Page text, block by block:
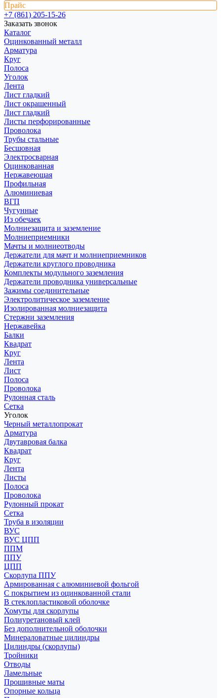
Прайс
+7 (861) 205-15-26
Заказать звонок
Каталог
Оцинкованный металл
Арматура
Круг
Полоса
Уголок
Лента
Лист гладкий
Лист окрашенный
Лист гладкий
Листы перфорированные
Проволока
Трубы стальные
Бесшовная
Электросварная
Оцинкованная
Нержавеющая
Профильная
Алюминиевая
ВГП
Чугунные
Из обечаек
Молниезащита и заземление
Молниеприемники
Мачты и молниеотводы
Держатели для мачт и молниеприемников
Держатели круглого проводника
Комплекты модульного заземления
Держатели проводника универсальные
Зажимы соединительные
Электролитическое заземление
Изолированная молниезащита
Стержни заземления
Нержавейка
Балки
Квадрат
Круг
Лента
Лист
Полоса
Проволока
Рулонная сталь
Сетка
Уголок
Черный металлопрокат
Арматура
Двутавровая балка
Квадрат
Круг
Лента
Листы
Полоса
Проволока
Рулонный прокат
Сетка
Труба в изоляции
ВУС
ВУС ЦПП
ППМ
ППУ
ЦПП
Скорлупа ППУ
Армированная с алюминиевой фольгой
С покрытием из оцинкованной стали
В стеклопластиковой оболочке
Хомуты для скорлупы
Полиуретановый клей
Без дополнительной оболочки
Минераловатные цилиндры
Цилиндры (скорлупы)
Тройники
Отводы
Ламельные
Прошивные маты
Опорные кольца